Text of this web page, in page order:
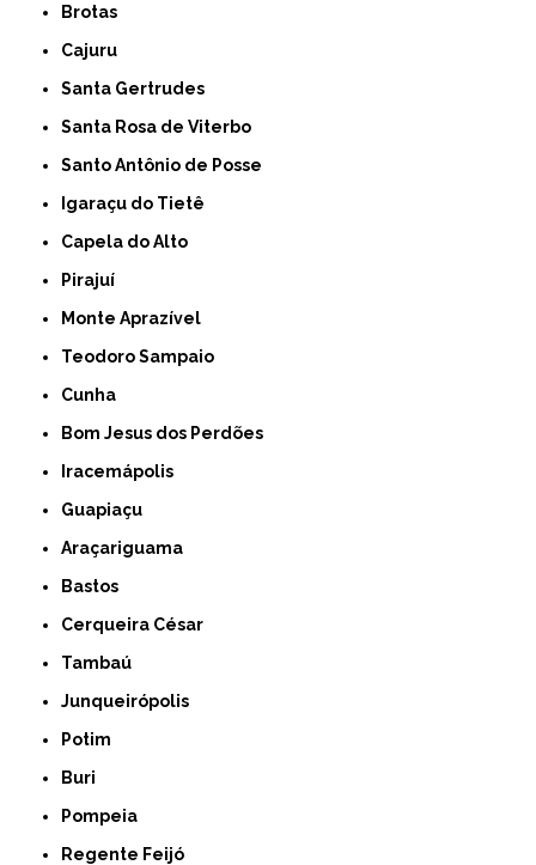
Brotas
Cajuru
Santa Gertrudes
Santa Rosa de Viterbo
Santo Antônio de Posse
Igaraçu do Tietê
Capela do Alto
Pirajuí
Monte Aprazível
Teodoro Sampaio
Cunha
Bom Jesus dos Perdões
Iracemápolis
Guapiaçu
Araçariguama
Bastos
Cerqueira César
Tambaú
Junqueirópolis
Potim
Buri
Pompeia
Regente Feijó